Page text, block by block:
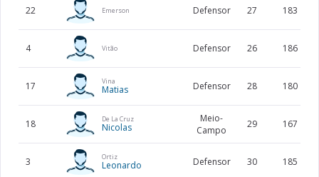
22 Emerson Defensor 27 183
4 Vitão Defensor 26 186
17 Vina
Matias Defensor 28 180
18 De La Cruz
Nicolas
Meio-
Campo
29 167
3 Ortiz
Leonardo Defensor 30 185